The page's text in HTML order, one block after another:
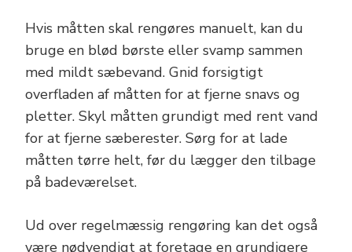
Hvis måtten skal rengøres manuelt, kan du
bruge en blød børste eller svamp sammen
med mildt sæbevand. Gnid forsigtigt
overfladen af måtten for at fjerne snavs og
pletter. Skyl måtten grundigt med rent vand
for at fjerne sæberester. Sørg for at lade
måtten tørre helt, før du lægger den tilbage
på badeværelset.
Ud over regelmæssig rengøring kan det også
være nødvendigt at foretage en grundigere